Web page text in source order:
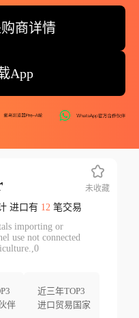
商详情
App
进口有 12笔交易
importing or
use not connected
伴
近三年TOP3
进口贸易国家
未收藏